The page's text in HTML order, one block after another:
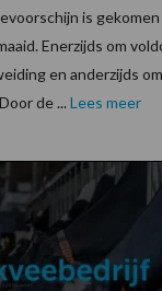
is
Enerzijds om
en anderzijds
de ... Lees meer